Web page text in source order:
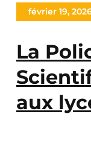
février 19,
La
aux